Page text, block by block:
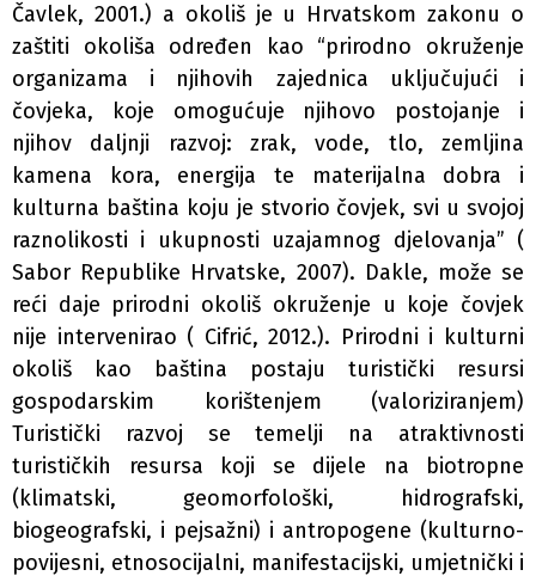
Čavlek, 2001.) a okoliš je u Hrvatskom zakonu o
zaštiti okoliša određen kao “prirodno okruženje
organizama i njihovih zajednica uključujući i
čovjeka, koje omogućuje njihovo postojanje i
njihov daljnji razvoj: zrak, vode, tlo, zemljina
kamena kora, energija te materijalna dobra i
kulturna baština koju je stvorio čovjek, svi u svojoj
raznolikosti i ukupnosti uzajamnog djelovanja” (
Sabor Republike Hrvatske, 2007). Dakle, može se
reći daje prirodni okoliš okruženje u koje čovjek
nije intervenirao ( Cifrić, 2012.). Prirodni i kulturni
okoliš kao baština postaju turistički resursi
gospodarskim korištenjem (valoriziranjem)
Turistički razvoj se temelji na atraktivnosti
turističkih resursa koji se dijele na biotropne
(klimatski, geomorfološki, hidrografski,
biogeografski, i pejsažni) i antropogene (kulturno-
povijesni, etnosocijalni, manifestacijski, umjetnički i